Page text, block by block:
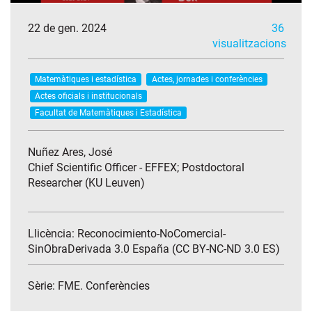
22 de gen. 2024
36
visualitzacions
Matemàtiques i estadística
Actes, jornades i conferències
Actes oficials i institucionals
Facultat de Matemàtiques i Estadística
Nuñez Ares, José
Chief Scientific Officer - EFFEX; Postdoctoral
Researcher (KU Leuven)
Llicència: Reconocimiento-NoComercial-
SinObraDerivada 3.0 España (CC BY-NC-ND 3.0 ES)
Sèrie: FME. Conferències